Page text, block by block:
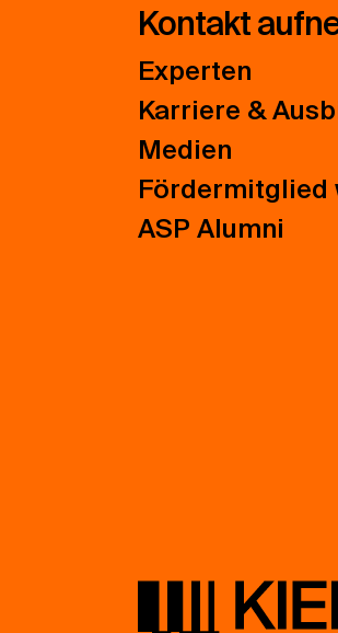
Kontakt
Experten
Karriere &
Medien
Fördermitglied
ASP Alumni